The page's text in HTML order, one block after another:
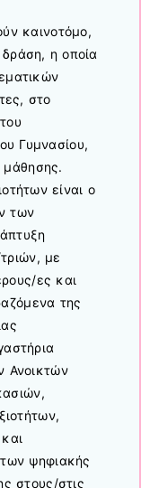
καινοτόμο,
δράση, η οποία
στο
Γυμνασίου,
μάθησης.
είναι ο
των
με
ες και
της
Ανοικτών
ψηφιακής
στους/στις